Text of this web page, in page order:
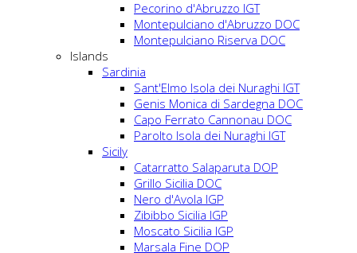
Pecorino d'Abruzzo IGT
Montepulciano d'Abruzzo DOC
Montepulciano Riserva DOC
Islands
Sardinia
Sant'Elmo Isola dei Nuraghi IGT
Genis Monica di Sardegna DOC
Capo Ferrato Cannonau DOC
Parolto Isola dei Nuraghi IGT
Sicily
Catarratto Salaparuta DOP
Grillo Sicilia DOC
Nero d'Avola IGP
Zibibbo Sicilia IGP
Moscato Sicilia IGP
Marsala Fine DOP